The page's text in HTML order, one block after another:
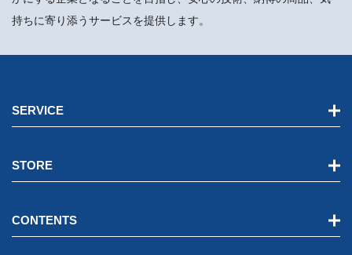
持ちに寄り添うサービスを提供します。
SERVICE
STORE
CONTENTS